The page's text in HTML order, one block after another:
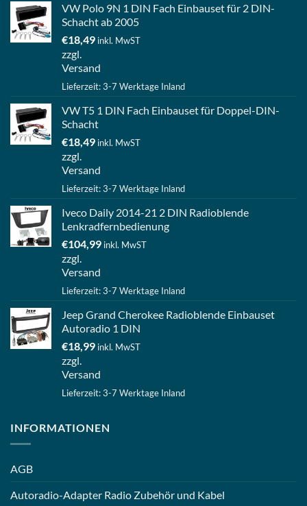
VW Polo 9N 1 DIN Fach Einbauset für 2 DIN-
Schacht ab 2005
€18,49 inkl. MwST
zzgl.
Versand
Lieferzeit: 3-7 Werktage Inland
VW T5 1 DIN Fach Einbauset für Doppel-DIN-
Schacht
€18,49 inkl. MwST
zzgl.
Versand
Lieferzeit: 3-7 Werktage Inland
Iveco Daily 2014-21 2 DIN Radioblende
Lenkradfernbedienung
€104,99 inkl. MwST
zzgl.
Versand
Lieferzeit: 3-7 Werktage Inland
Jeep Grand Cherokee Radioblende Einbauset
Autoradio 1 DIN
€18,99 inkl. MwST
zzgl.
Versand
Lieferzeit: 3-7 Werktage Inland
INFORMATIONEN
AGB
Autoradio-Adapter Radio Zubehör und Kabel